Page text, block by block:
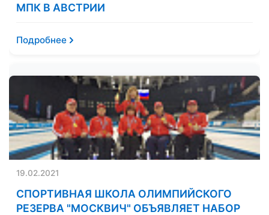
МПК В АВСТРИИ
Подробнее
19.02.2021
СПОРТИВНАЯ ШКОЛА ОЛИМПИЙСКОГО
РЕЗЕРВА "МОСКВИЧ" ОБЪЯВЛЯЕТ НАБОР